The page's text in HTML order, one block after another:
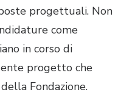
progettuali. Non
come
in corso di
progetto che
Fondazione.